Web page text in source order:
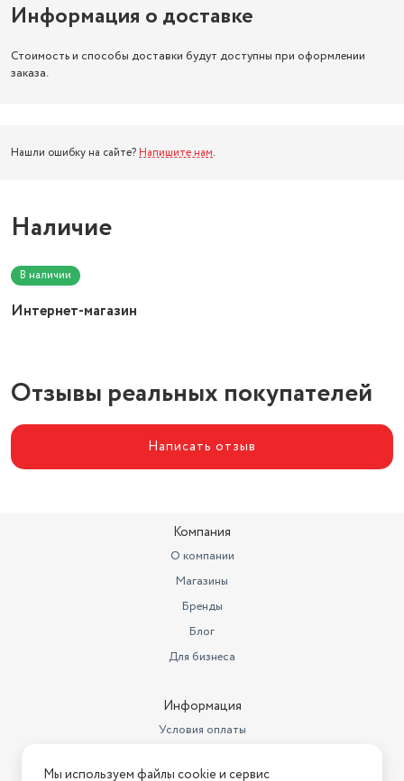
Информация о доставке
Стоимость и способы доставки будут доступны при оформлении
заказа.
Нашли ошибку на сайте? Напишите нам.
Наличие
Интернет-магазин
В наличии
Отзывы реальных покупателей
Написать отзыв
Компания
О компании
Магазины
Бренды
Блог
Для бизнеса
Информация
Условия оплаты
Мы используем файлы cookie и сервис